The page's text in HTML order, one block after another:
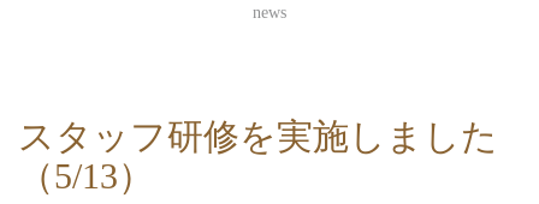
news
スタッフ研修を実施しました
（5/13）